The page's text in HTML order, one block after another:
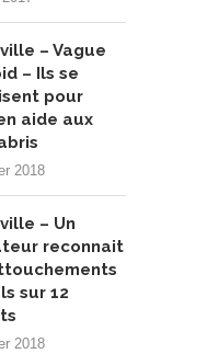
– Vague
– Ils se
pour
aide aux
2018
– Un
reconnait
sur 12
2018